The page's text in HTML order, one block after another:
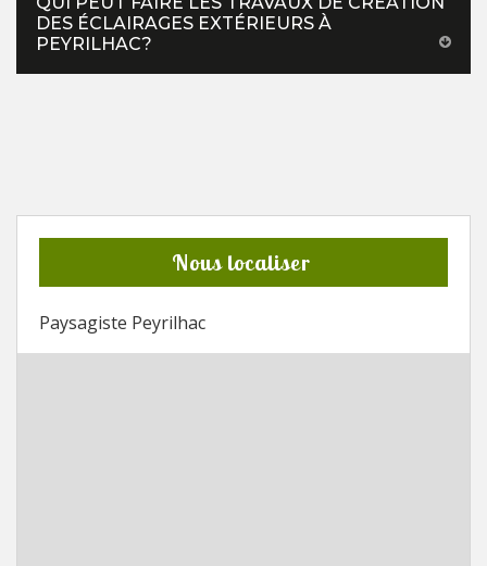
DES ÉCLAIRAGES EXTÉRIEURS À
PEYRILHAC?
Nous localiser
Paysagiste Peyrilhac